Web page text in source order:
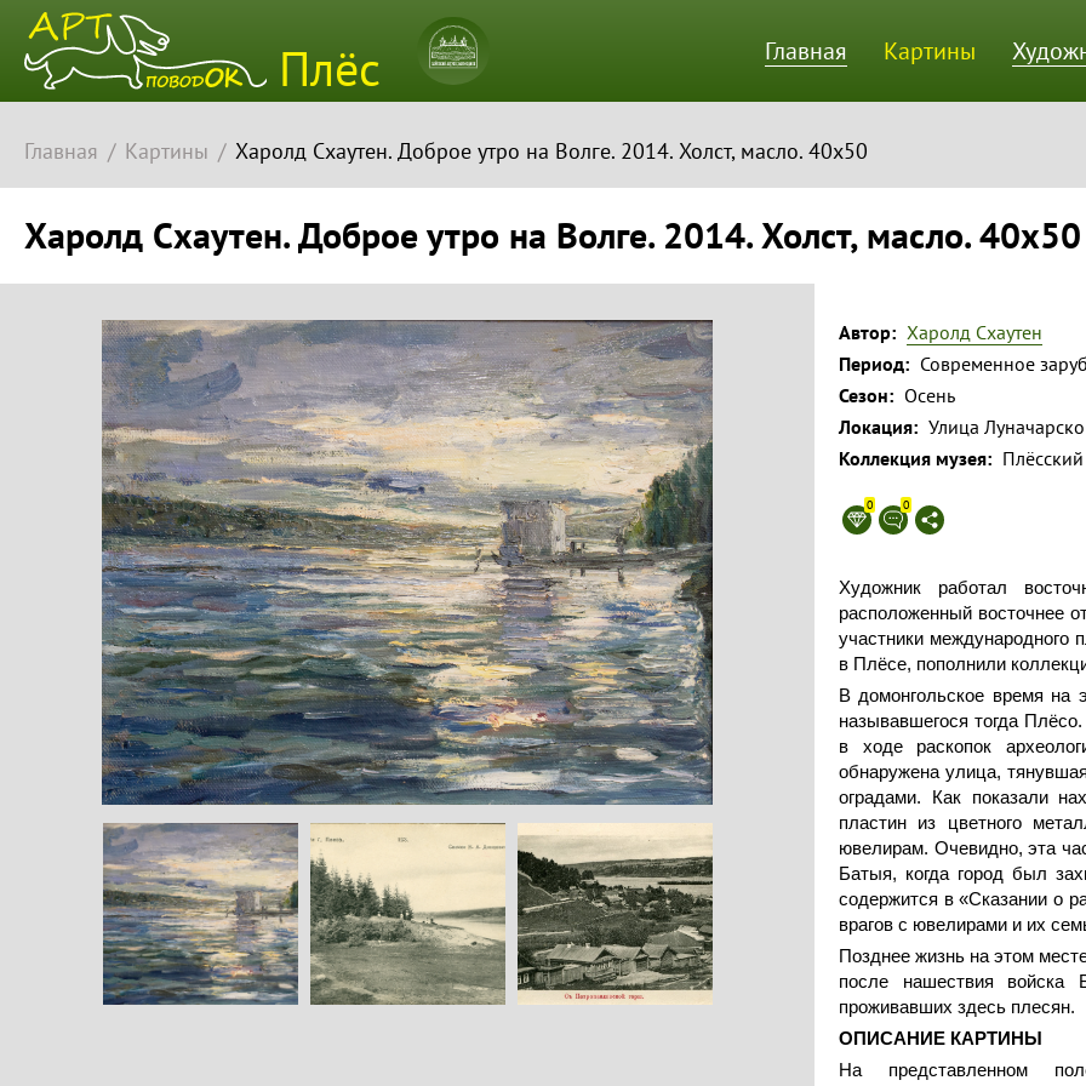
Плёс
Плёсский
музей-
заповедник
Главная Картины
Главная Картины Харолд Схаутен. Доброе утро на Волге. 2014. Холст, масло. 40х50
Харолд Схаутен. Доброе утро на Волге. 2014. Холст, масло. 40х50
Автор: Харолд Схаутен
Период: Современное
Сезон: Осень
Локация: Улица
Коллекция музея:
0 0
Художник работал
расположенный восточнее
участники международного
в Плёсе, пополнили
В домонгольское время на
называвшегося тогда
в ходе раскопок
обнаружена улица,
оградами. Как показали
пластин из цветного
ювелирам. Очевидно, эта
Батыя, когда город был
содержится в «Сказании о
врагов с ювелирами и их
Позднее жизнь на этом
после нашествия войска
проживавших здесь плесян.
ОПИСАНИЕ КАРТИНЫ
На представленном